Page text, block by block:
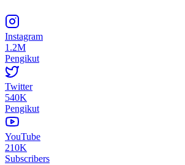
Instagram
1.2M
Pengikut
Twitter
540K
Pengikut
YouTube
210K
Subscribers